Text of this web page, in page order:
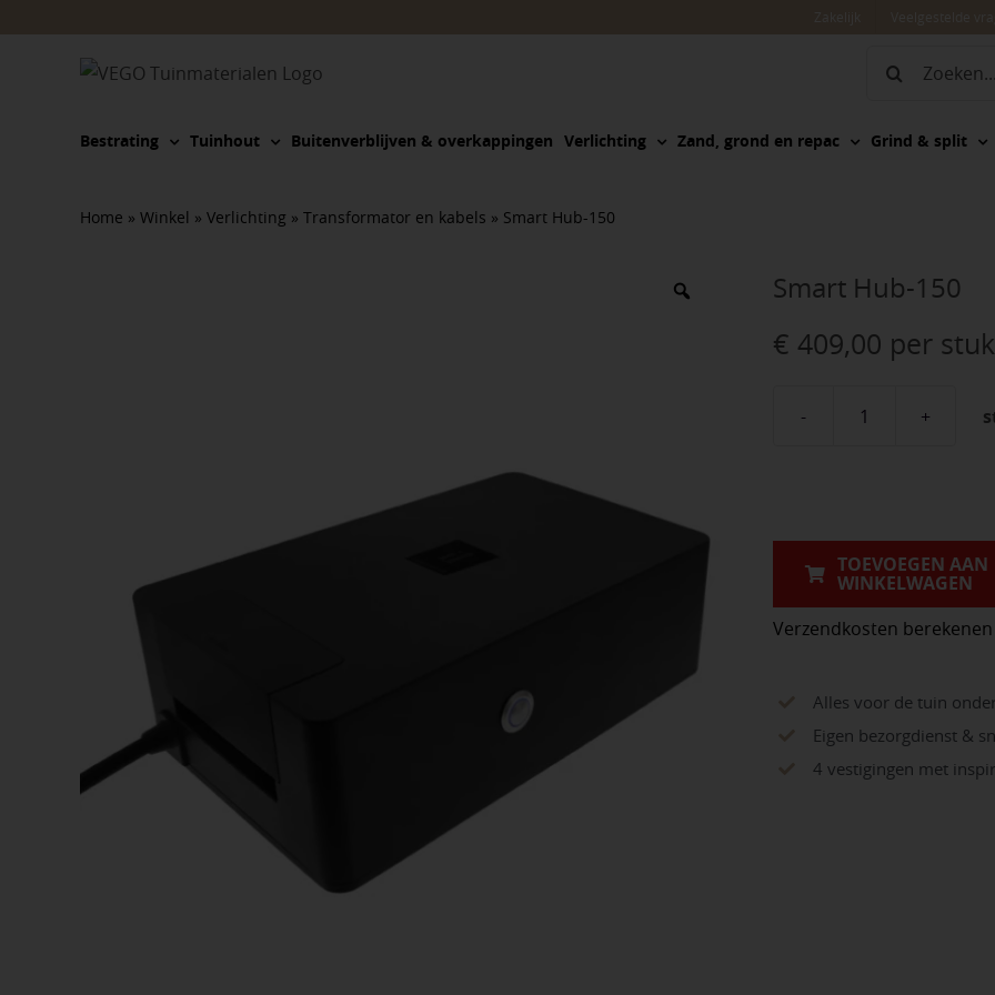
Zoeken
Bestrating Tuinhout Buitenverblijven & overkappingen Verlichting Zand, grond en repac Grind & split
Home » Winkel » Verlichting » Transformator en kabels » Smart Hub-150
Smart Hub-150
€ 409,00 per stuk
Smart
TOEVOEGEN AAN
WINKELWAGEN
Verzendkosten berekenen
Alles voor de tuin
Eigen bezorgdienst &
4 vestigingen met